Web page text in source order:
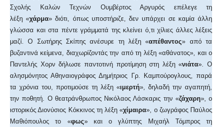
Σχολής Καλών Τεχνών Ουμβέρτος Αργυρός επέλεγε τη
λέξη «χάρμα» διότι, όπως υποστήριζε, δεν υπάρχει σε καμία άλλη
γλώσσα και στα πέντε γράμματά της κλείνει ό,τι χίλιες άλλες λέξεις
μαζί. Ο Σωτήρης Σκίπης ανέσυρε τη λέξη «απέθαντος» από τα
βυζαντινά κείμενα, διαχωρίζοντάς την από τη λέξη «αθάνατος», και ο
Παντελής Χορν δήλωσε παντοτινή προτίμηση στη λέξη «νιάτα». Ο
αλησμόνητος Αθηναιογράφος Δημήτριος Γρ. Καμπούρογλους, παρά
τα χρόνια του, προτιμούσε τη λέξη «ιμερτή», δηλαδή την αγαπητή,
την ποθητή. Ο θεατράνθρωπος Νικόλαος Λάσκαρις την «ζάχαρη», ο
ιστορικός Διονύσιος Κόκκινος τη λέξη «χίμαιρα», ο ζωγράφος Παύλος
Μαθιόπουλος το «φως» και ο γλύπτης Μιχαήλ Τόμπρος τη